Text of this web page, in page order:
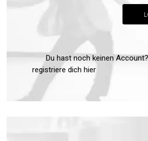
Du hast noch keinen
registriere dich hier